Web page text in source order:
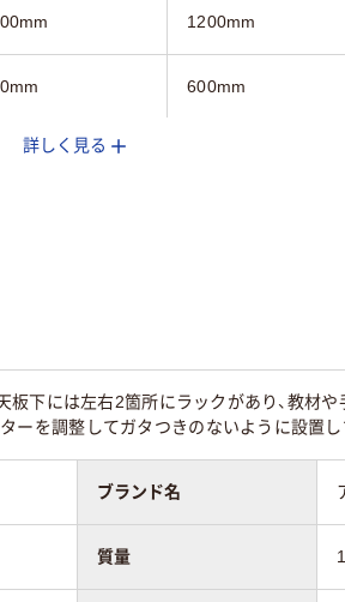
1200mm
600mm
ｋｇ 12.6kg
詳しく見る
下には左右2箇所にラックがあり、教材
ーを調整してガタつきのないように設置
ブランド名
質量